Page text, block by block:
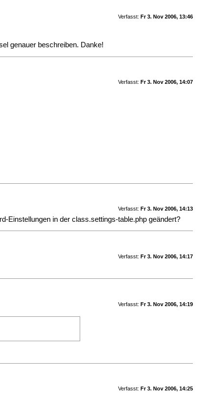
Verfasst: Fr 3. Nov 2006, 13:46
genauer beschreiben. Danke!
Verfasst: Fr 3. Nov 2006, 14:07
Verfasst: Fr 3. Nov 2006, 14:13
Einstellungen in der class.settings-table.php geändert?
Verfasst: Fr 3. Nov 2006, 14:17
Verfasst: Fr 3. Nov 2006, 14:19
Verfasst: Fr 3. Nov 2006, 14:25